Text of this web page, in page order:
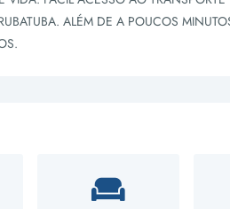
ALÉM DE A POUCOS